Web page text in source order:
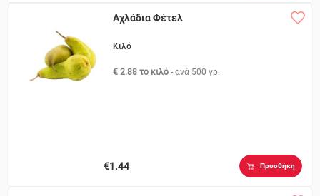
Αχλάδια Φέτελ
Κιλό
€ 2.88 το κιλό - ανά 500 γρ.
€1.44 Προσθήκη